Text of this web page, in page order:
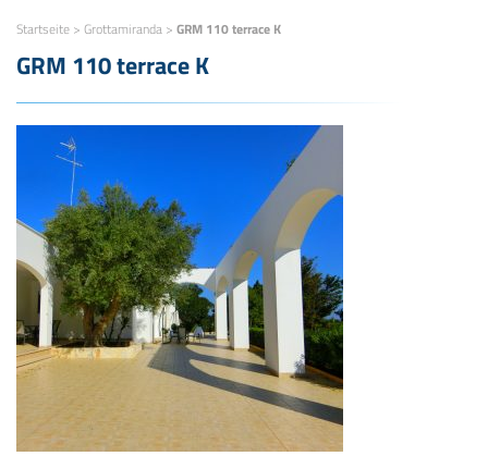
Startseite > Grottamiranda > GRM 110 terrace K
GRM 110 terrace K